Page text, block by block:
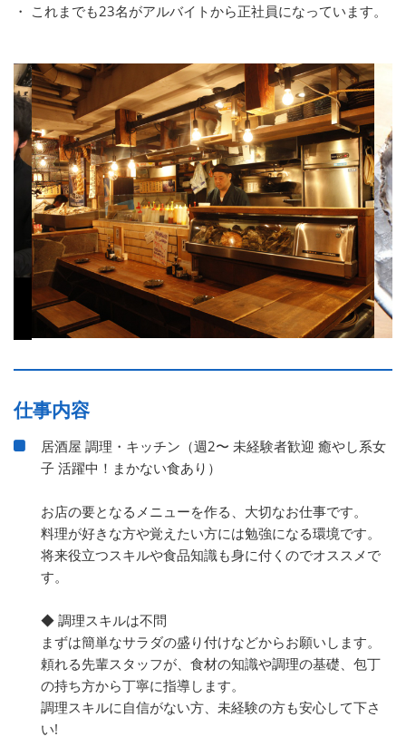
・ これまでも23名がアルバイトから正社員になっています。
仕事内容
居酒屋 調理・キッチン（週2〜 未経験者歓迎 癒やし系女
子 活躍中！まかない食あり）
お店の要となるメニューを作る、大切なお仕事です。
料理が好きな方や覚えたい方には勉強になる環境です。
将来役立つスキルや食品知識も身に付くのでオススメで
す。
◆ 調理スキルは不問
まずは簡単なサラダの盛り付けなどからお願いします。
頼れる先輩スタッフが、食材の知識や調理の基礎、包丁
の持ち方から丁寧に指導します。
調理スキルに自信がない方、未経験の方も安心して下さ
い!